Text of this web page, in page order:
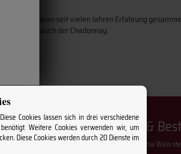
wo man seit vielen Jahren Erfahrung
Zeit auch der Chadonnay.
Weinberatung &
Bei Fragen rund um das Thema Wein
Cookies lassen sich in drei verschiedene
Weitere Cookies verwenden wir, um
Diese Cookies werden durch 20 Dienste im